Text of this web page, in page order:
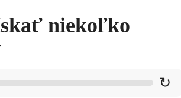
niekoľko
↻